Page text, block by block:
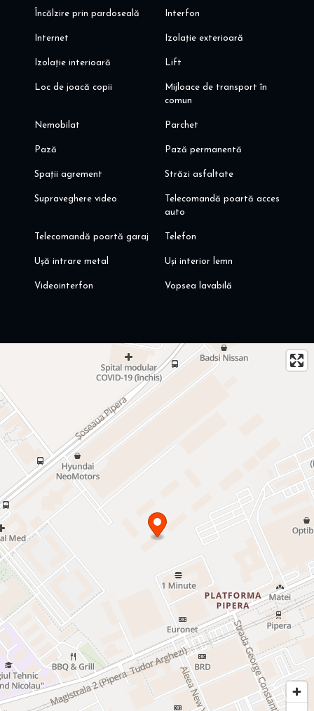
Încălzire prin pardoseală Interfon
Internet Izolație exterioară
Izolație interioară Lift
Loc de joacă copii
Mijloace de transport în
comun
Nemobilat Parchet
Pază Pază permanentă
Spații agrement Străzi asfaltate
Supraveghere video
Telecomandă poartă acces
auto
Telecomandă poartă garaj Telefon
Ușă intrare metal Uși interior lemn
Videointerfon Vopsea lavabilă